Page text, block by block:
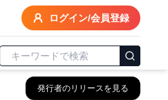
ログイン/会員登録
発行者のリリースを見る